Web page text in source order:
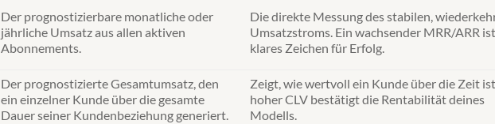
Der prognostizierbare monatliche oder
jährliche Umsatz aus allen aktiven
Abonnements.
Die direkte Messung des stabilen,
Umsatzstroms. Ein wachsender MRR/ARR
klares Zeichen für Erfolg.
Der prognostizierte Gesamtumsatz, den
ein einzelner Kunde über die gesamte
Dauer seiner Kundenbeziehung generiert.
Zeigt, wie wertvoll ein Kunde über die Zeit
hoher CLV bestätigt die Rentabilität deines
Modells.